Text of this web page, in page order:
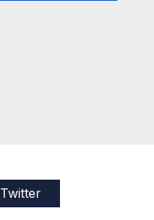
Twitter